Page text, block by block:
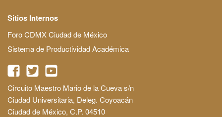
Sitios Internos
Foro CDMX Ciudad de México
Sistema de Productividad Académica
Circuito Maestro Mario de la Cueva s/n
Ciudad Universitaria, Deleg. Coyoacán
Ciudad de México, C.P. 04510